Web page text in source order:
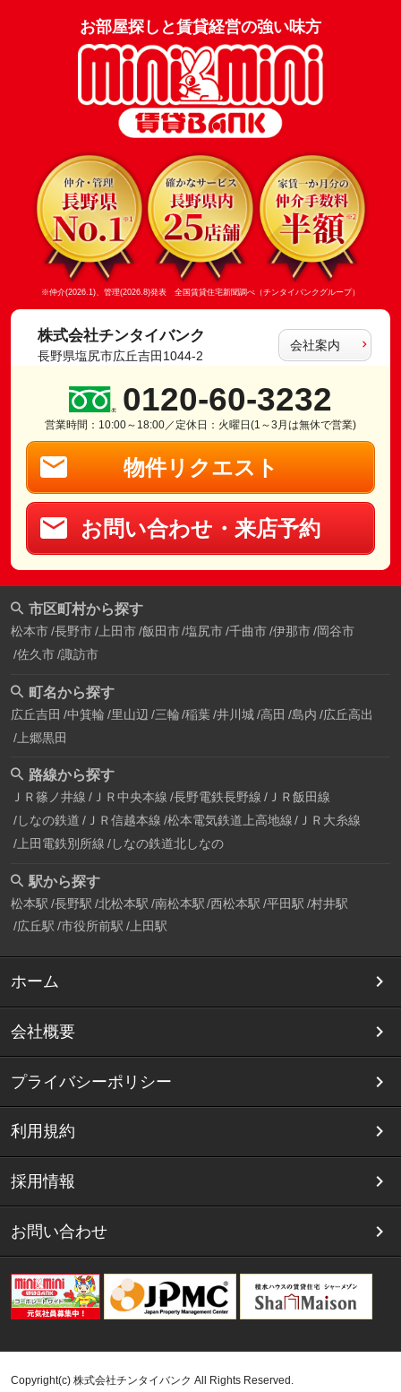
お部屋探しと賃貸経営の強い味方
※仲介(2026.1)、管理(2026.8)発表 全国賃貸住宅新聞調べ（チンタイバンクグループ）
株式会社チンタイバンク
長野県塩尻市広丘吉田1044-2
会社案内
0120-60-3232
営業時間：10:00～18:00／定休日：火曜日(1～3月は無休で営業)
物件リクエスト
お問い合わせ・来店予約
市区町村から探す
松本市 長野市 上田市 飯田市 塩尻市 千曲市 伊那市 岡谷市
佐久市 諏訪市
町名から探す
広丘吉田 中箕輪 里山辺 三輪 稲葉 井川城 高田 島内 広丘高出
上郷黒田
路線から探す
ＪＲ篠ノ井線 ＪＲ中央本線 長野電鉄長野線 ＪＲ飯田線
しなの鉄道 ＪＲ信越本線 松本電気鉄道上高地線
ＪＲ大糸線
上田電鉄別所線 しなの鉄道北しなの
駅から探す
松本駅 長野駅 北松本駅 南松本駅 西松本駅 平田駅 村井駅
広丘駅 市役所前駅 上田駅
ホーム
会社概要
プライバシーポリシー
利用規約
採用情報
お問い合わせ
Copyright(c) 株式会社チンタイバンク All Rights Reserved.